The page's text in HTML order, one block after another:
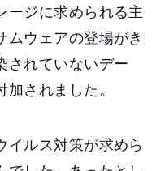
ージに求められる主
ムウェアの登場がき
されていないデー
されました。
イルス対策が求めら